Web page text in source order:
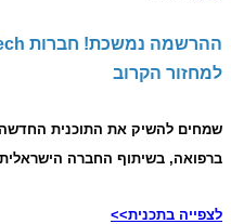
למחזור הקרוב
שמחים להשיק את התוכנית
ברפואה, בשיתוף החברה הישראלית
לצפייה בתכנית>>